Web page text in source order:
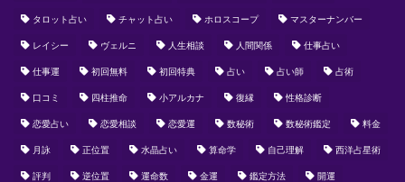
タロット占い チャット占い ホロスコープ マスターナンバー
レイシー ヴェルニ 人生相談 人間関係 仕事占い
仕事運 初回無料 初回特典 占い 占い師 占術
口コミ 四柱推命 小アルカナ 復縁 性格診断
恋愛占い 恋愛相談 恋愛運 数秘術 数秘術鑑定 料金
月詠 正位置 水晶占い 算命学 自己理解 西洋占星術
評判 逆位置 運命数 金運 鑑定方法 開運